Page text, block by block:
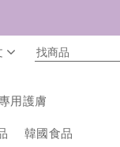
用護膚
韓國食品